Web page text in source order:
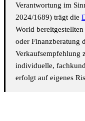
Verantwortung im
2024/1689) trägt die
World
oder Finanzberatung
Verkaufsempfehlung
individuelle,
erfolgt auf eigenes